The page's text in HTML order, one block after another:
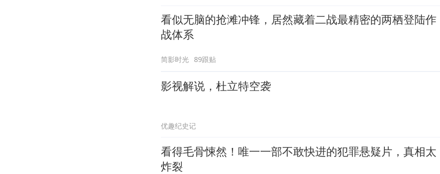
看似无脑的抢滩冲锋，居然藏着二战最精密的两栖登陆作
战体系
简影时光 89跟贴
影视解说，杜立特空袭
优趣纪史记
看得毛骨悚然！唯一一部不敢快进的犯罪悬疑片，真相太
炸裂